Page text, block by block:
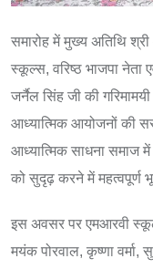
समारोह में मुख्य अतिथि
स्कूल्स, वरिष्ठ भाजपा नेता
जर्नैल सिंह जी की
आध्यात्मिक आयोजनों की
आध्यात्मिक साधना समाज
को सुदृढ़ करने में महत्वपूर्ण
इस अवसर पर एमआरवी स्कूल
मयंक पोरवाल, कृष्णा वर्मा,